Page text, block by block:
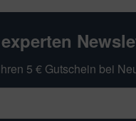
5 € Gutschein bei